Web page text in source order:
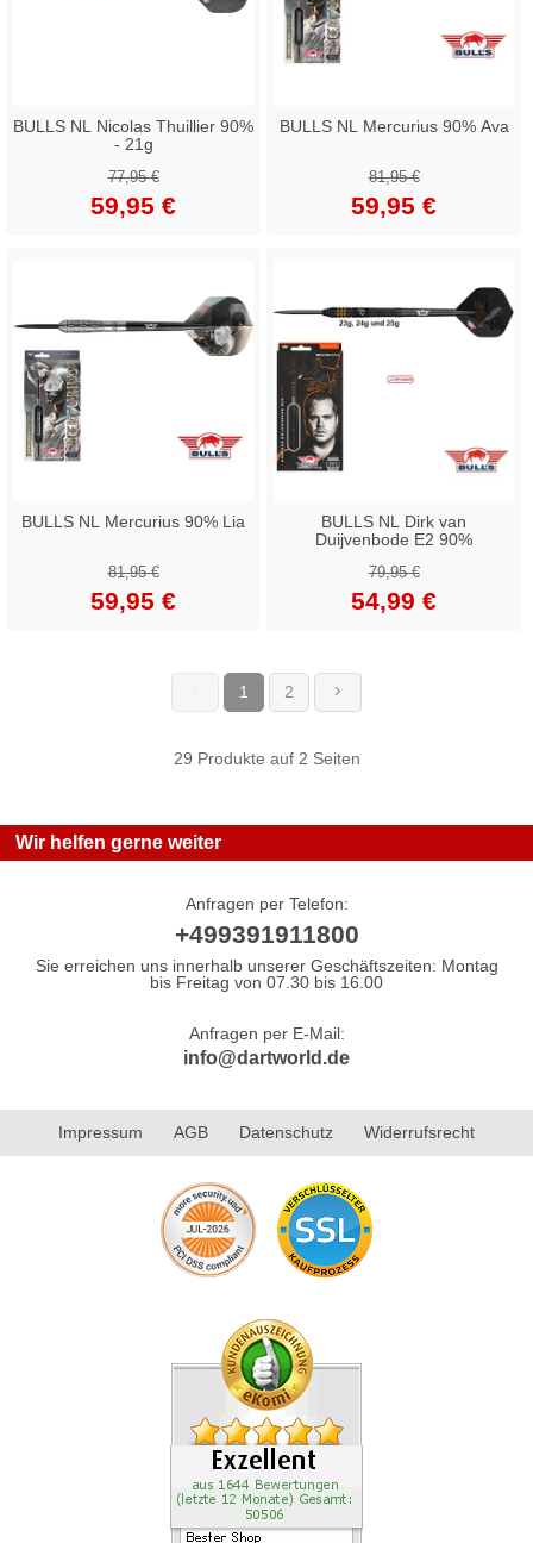
BULLS NL Nicolas Thuillier 90%
- 21g
77,95 €
59,95 €
BULLS NL Mercurius 90% Ava
81,95 €
59,95 €
BULLS NL Mercurius 90% Lia
81,95 €
59,95 €
BULLS NL Dirk van
Duijvenbode E2 90%
79,95 €
54,99 €
1 (current)
2
29 Produkte auf 2 Seiten
Wir helfen gerne weiter
Anfragen per Telefon:
+499391911800
Sie erreichen uns innerhalb unserer Geschäftszeiten: Montag
bis Freitag von 07.30 bis 16.00
Anfragen per E-Mail:
info@dartworld.de
Impressum AGB Datenschutz Widerrufsrecht